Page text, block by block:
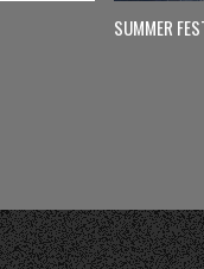
SUMMER